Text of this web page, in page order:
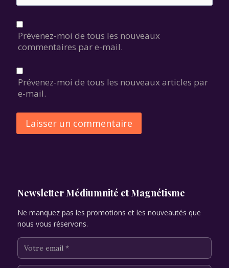
Prévenez-moi de tous les nouveaux
commentaires par e-mail.
Prévenez-moi de tous les nouveaux articles par
e-mail.
Newsletter Médiumnité et Magnétisme
Ne manquez pas les promotions et les nouveautés que
nous vous réservons.